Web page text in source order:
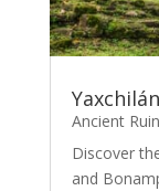
Ancient
Discover
and